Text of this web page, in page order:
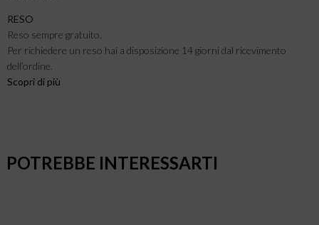
RESO
Reso sempre gratuito.
Per richiedere un reso hai a disposizione 14 giorni dal ricevimento
dell’ordine.
Scopri di più
POTREBBE INTERESSARTI